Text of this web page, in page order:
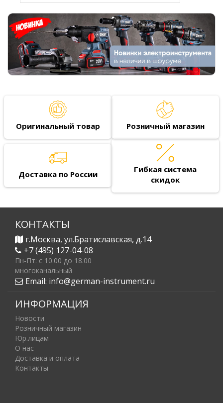
Оригинальный товар Розничный магазин
Доставка по России
Гибкая система
скидок
КОНТАКТЫ
г.Москва, ул.Братиславская, д.14
+7 (495) 127-04-08
Пн-Пт: c 10.00 до 18.00
многоканальный
Email: info@german-instrument.ru
ИНФОРМАЦИЯ
Новости
Розничный магазин
Юр.лицам
О нас
Доставка и оплата
Контакты